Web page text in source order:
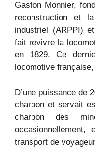
Gaston Monnier,
reconstruction et
industriel (ARPPI)
fait revivre la
en 1829. Ce
locomotive
D’une puissance de
charbon et servait
charbon des
transport de